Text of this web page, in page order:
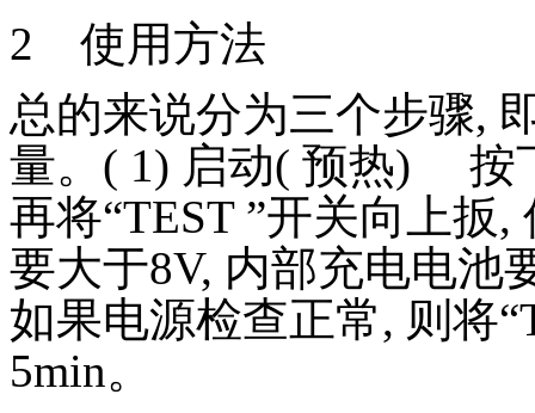
2 使用方法
总的来说分为三个步骤,
量。 ( 1) 启动( 预热)
按
再将“TEST ”开关向上扳,
要大于8V, 内部充电电池
如果电源检查正常, 则将“
5min。